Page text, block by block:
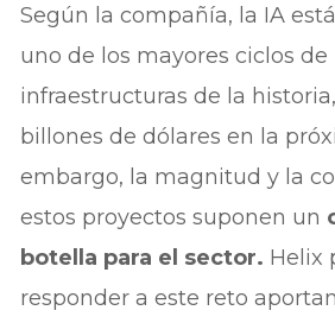
Según la compañía, la IA
uno de los mayores ciclos de
infraestructuras de la
billones de dólares en la
embargo, la magnitud y la
estos proyectos suponen un
botella para el sector. Helix
responder a este reto